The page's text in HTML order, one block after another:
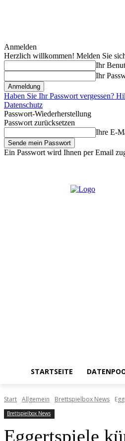
Anmelden
Herzlich willkommen! Melden Sie
Ihr
Ihr
Haben Sie Ihr Passwort vergessen?
Datenschutz
Passwort-Wiederherstellung
Passwort zurücksetzen
Ihre E-
Ein Passwort wird Ihnen per Email
STARTSEITE
Start Allgemein Brettspielbox News
Brettspielbox News
Eggertspiele